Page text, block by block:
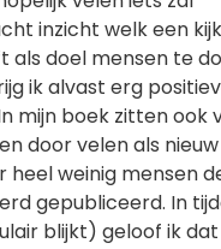
inzicht welk een
als doel mensen te
ik alvast erg
mijn boek zitten ook
door velen als
weinig mensen
gepubliceerd. In
blijkt) geloof ik